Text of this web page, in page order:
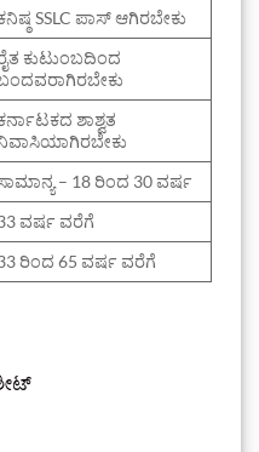
SSLC ಪಾಸ್ ಆಗಿರಬೇಕು
ಕುಟುಂಬದಿಂದ
ಶಾಶ್ವತ
– 18 ರಿಂದ 30 ವರ್ಷ
ವರ್ಷ ವರೆಗೆ
ರಿಂದ 65 ವರ್ಷ ವರೆಗೆ